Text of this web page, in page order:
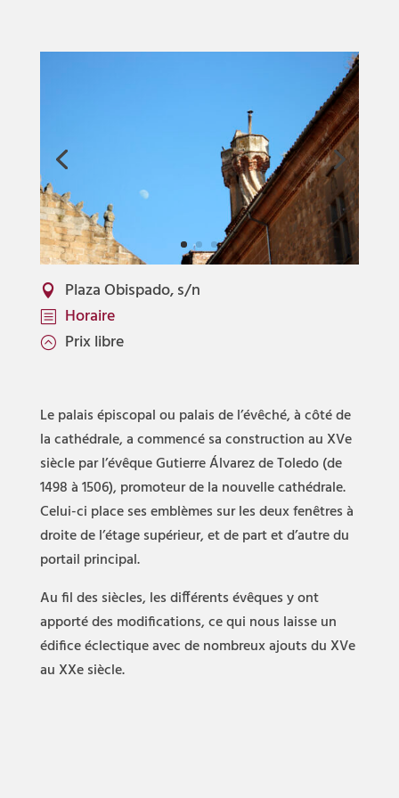
 Plaza Obispado, s/n
b Horaire
: Prix libre
Le palais épiscopal ou palais de l’évêché, à côté de
la cathédrale, a commencé sa construction au XVe
siècle par l’évêque Gutierre Álvarez de Toledo (de
1498 à 1506), promoteur de la nouvelle cathédrale.
Celui-ci place ses emblèmes sur les deux fenêtres à
droite de l’étage supérieur, et de part et d’autre du
portail principal.
Au fil des siècles, les différents évêques y ont
apporté des modifications, ce qui nous laisse un
édifice éclectique avec de nombreux ajouts du XVe
au XXe siècle.